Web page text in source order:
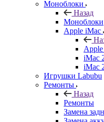
Моноблоки
Назад
Моноблоки
Apple iMac
iMac
iMac
Игрушки Labubu
Ремонты
Назад
Ремонты
Замена